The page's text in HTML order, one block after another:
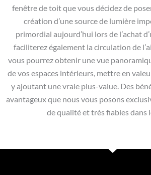
fenêtre de toit que vous décidez de
création d’une source de lumière
primordial aujourd’hui lors de l’achat
faciliterez également la circulation de
vous pourrez obtenir une vue
de vos espaces intérieurs, mettre en
y ajoutant une vraie plus-value. Des
avantageux que nous vous posons
de qualité et très fiables dans